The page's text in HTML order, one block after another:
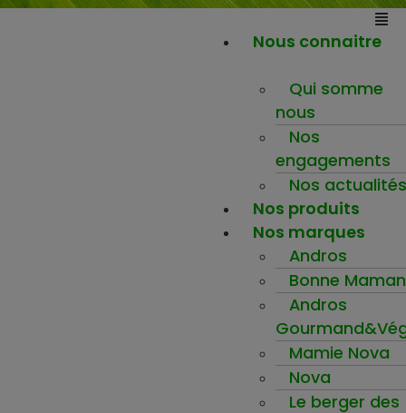
Nous connaitre
Qui somme
nous
Nos
engagements
Nos actualités
Nos produits
Nos marques
Andros
Bonne Maman
Andros
Mamie Nova
Nova
Le berger des